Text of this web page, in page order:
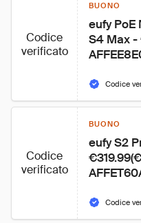
Codice
verificato
BUONO
eufy
S4 Max -
Codice
Codice
verificato
BUONO
eufy S2
Codice